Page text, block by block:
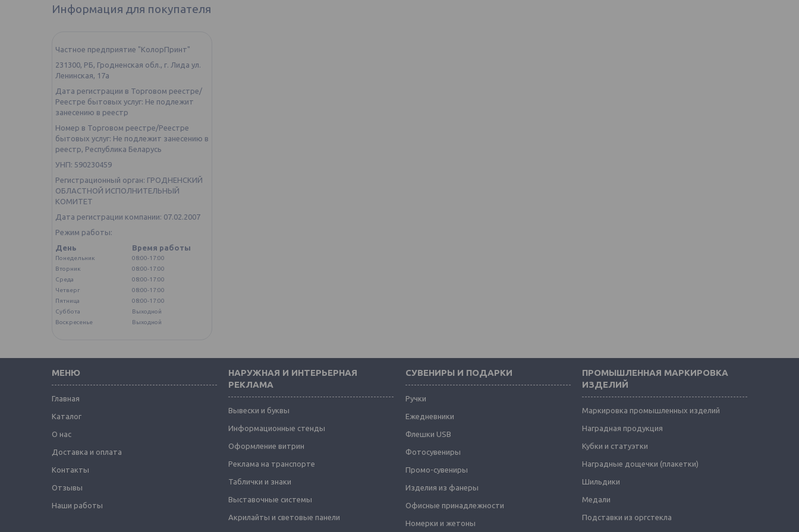
Информация для покупателя
Частное предприятие "КолорПринт"
231300, РБ, Гродненская обл., г. Лида ул.
Ленинская, 17а
Дата регистрации в Торговом реестре/
Реестре бытовых услуг: Не подлежит
занесению в реестр
Номер в Торговом реестре/Реестре
бытовых услуг: Не подлежит занесению в
реестр, Республика Беларусь
УНП: 590230459
Регистрационный орган: ГРОДНЕНСКИЙ
ОБЛАСТНОЙ ИСПОЛНИТЕЛЬНЫЙ
КОМИТЕТ
Дата регистрации компании: 07.02.2007
Режим работы:
День
Время работы
Понедельник
08:00-17:00
Вторник
08:00-17:00
Среда
08:00-17:00
Четверг
08:00-17:00
Пятница
08:00-17:00
Суббота
Выходной
Воскресенье
Выходной
МЕНЮ
Главная
Каталог
О нас
Доставка и оплата
Контакты
Отзывы
Наши работы
НАРУЖНАЯ И ИНТЕРЬЕРНАЯ
РЕКЛАМА
Вывески и буквы
Информационные стенды
Оформление витрин
Реклама на транспорте
Таблички и знаки
Выставочные системы
Акрилайты и световые панели
СУВЕНИРЫ И ПОДАРКИ
Ручки
Ежедневники
Флешки USB
Фотосувениры
Промо-сувениры
Изделия из фанеры
Офисные принадлежности
Номерки и жетоны
ПРОМЫШЛЕННАЯ МАРКИРОВКА
ИЗДЕЛИЙ
Маркировка промышленных изделий
Наградная продукция
Кубки и статуэтки
Наградные дощечки (плакетки)
Шильдики
Медали
Подставки из оргстекла